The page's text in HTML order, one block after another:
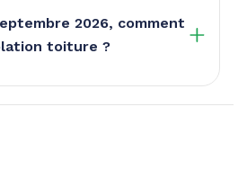
2026, comment
toiture ?